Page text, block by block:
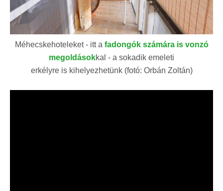
Méhecskehoteleket - itt a fadongók számára is vonzó
megoldásokkal - a sokadik emeleti
erkélyre is kihelyezhetünk (fotó: Orbán Zoltán)